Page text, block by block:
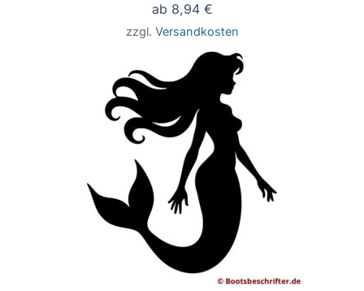
ab 8,94 €
zzgl. Versandkosten